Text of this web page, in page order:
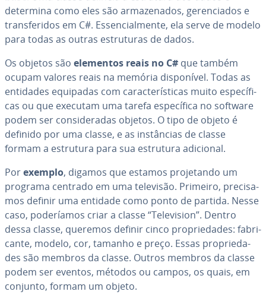
determina como eles são ar­ma­ze­na­dos, ge­ren­ci­a­dos e
trans­fe­ri­dos em C#. Es­sen­ci­al­mente, ela serve de modelo
para todas as outras es­tru­tu­ras de dados.
Os objetos são elementos reais no C# que também
ocupam valores reais na memória dis­po­ní­vel. Todas as
entidades equipadas com ca­rac­te­rís­ti­cas muito es­pe­cí­fi­
cas ou que executam uma tarefa es­pe­cí­fica no software
podem ser con­si­de­ra­das objetos. O tipo de objeto é
definido por uma classe, e as ins­tân­cias de classe
formam a estrutura para sua estrutura adicional.
Porexemplo, digamos que estamos pro­je­tando um
programa centrado em uma televisão. Primeiro, pre­ci­sa­
mos definir uma entidade como ponto de partida. Nesse
caso, po­de­ría­mos criar a classe “Te­le­vi­sion”. Dentro
dessa classe, queremos definir cinco pro­pri­e­da­des: fa­bri­
cante, modelo, cor, tamanho e preço. Essas pro­pri­e­da­
des são membros da classe. Outros membros da classe
podem ser eventos, métodos ou campos, os quais, em
conjunto, formam um objeto.